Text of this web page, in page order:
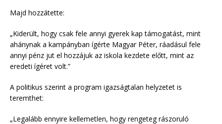
Majd hozzátette:
„Kiderült, hogy csak fele annyi gyerek kap támogatást, mint
ahánynak a kampányban ígérte Magyar Péter, ráadásul fele
annyi pénz jut el hozzájuk az iskola kezdete előtt, mint az
eredeti ígéret volt.”
A politikus szerint a program igazságtalan helyzetet is
teremthet:
„Legalább ennyire kellemetlen, hogy rengeteg rászoruló